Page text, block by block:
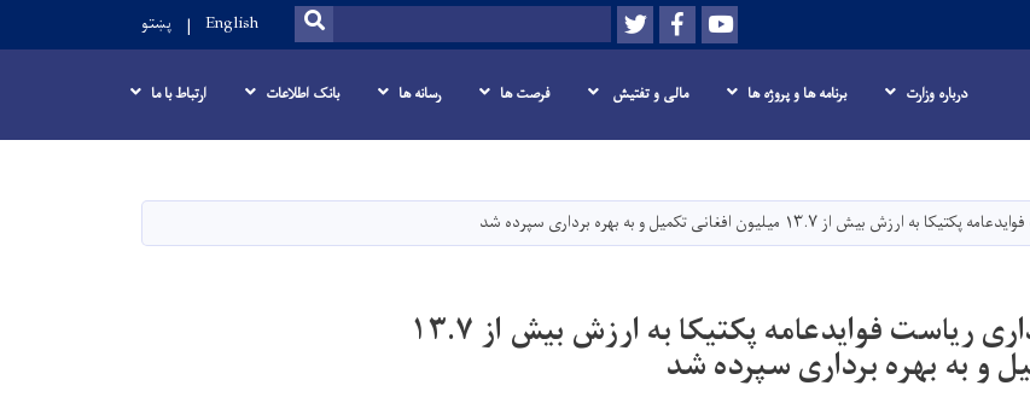
main
content
Youtube
Facebook
Twitter
Search
SEARCH
English پښتو
درباره وزارت برنامه ها و پروژه ها مالی و تفتیش فرصت ها رسانه ها بانک اطلاعات ارتباط با ما
از ۱۳.۷ میلیون افغانی تکمیل و به بهره‌ برداری سپرده شد
کارساخت تعمیر اداری ریاست فوایدعامه پکتیکا به ارزش بیش از ۱۳.۷
و به بهره‌ برداری سپرده شد